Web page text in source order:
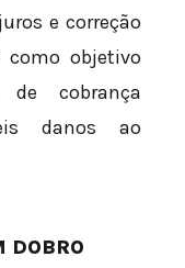
e correção
como objetivo
cobrança
danos ao
DOBRO